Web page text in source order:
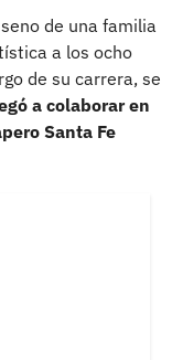
de una familia
a los ocho
de su carrera, se
a colaborar en
Santa Fe